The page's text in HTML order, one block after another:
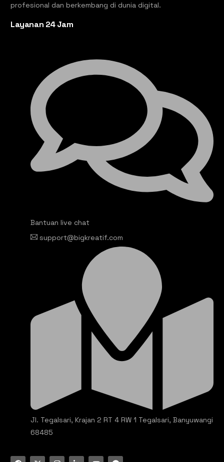
profesional dan berkembang di dunia digital.
Layanan 24 Jam
Bantuan live chat
support@bigkreatif.com
Jl. Tegalsari, Krajan 2 RT 4 RW 1 Tegalsari, Banyuwangi
68485